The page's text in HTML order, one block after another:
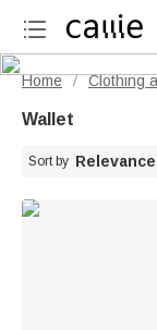
Home / Clothing
Wallet
Sort by Relevance